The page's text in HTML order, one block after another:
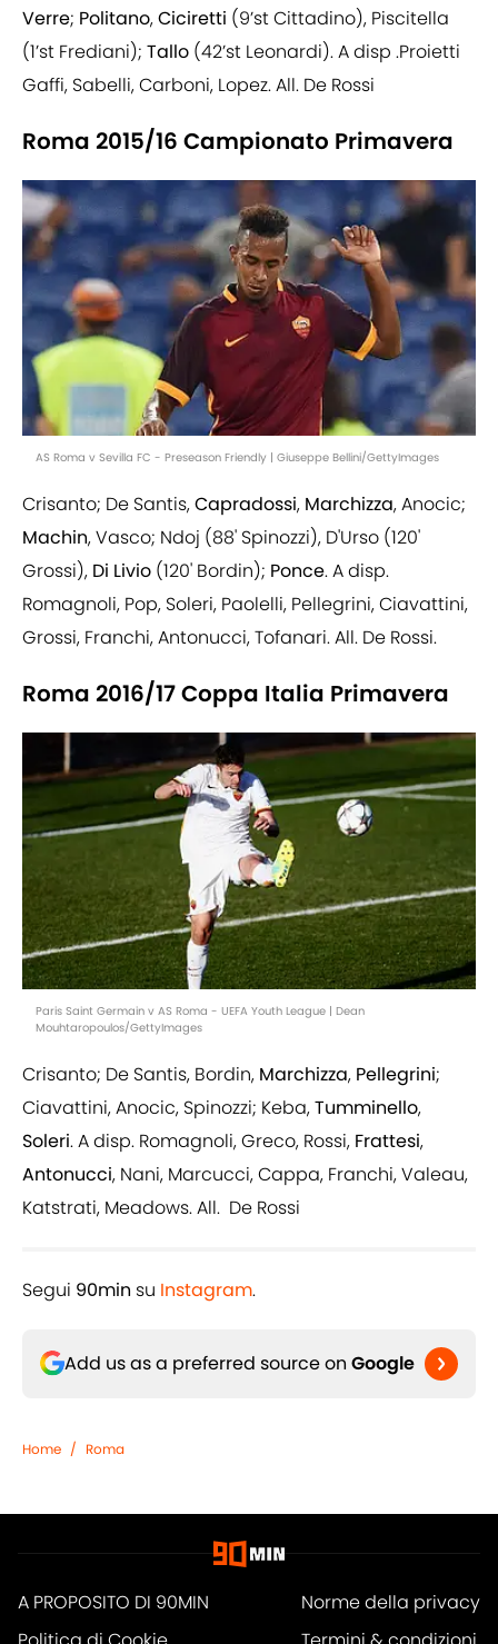
Verre; Politano,Ciciretti (9’st Cittadino), Piscitella
(1’st Frediani); Tallo (42’st Leonardi). A disp .Proietti
Gaffi, Sabelli, Carboni, Lopez. All. De Rossi
Roma 2015/16 Campionato Primavera
AS Roma v Sevilla FC - Preseason Friendly | Giuseppe Bellini/GettyImages
Crisanto; De Santis,Capradossi, Marchizza, Anocic;
Machin, Vasco; Ndoj (88' Spinozzi), D'Urso (120'
Grossi), Di Livio (120' Bordin); Ponce. A disp.
Romagnoli, Pop, Soleri, Paolelli, Pellegrini, Ciavattini,
Grossi, Franchi, Antonucci, Tofanari. All. De Rossi.
Roma 2016/17 Coppa Italia Primavera
Paris Saint Germain v AS Roma - UEFA Youth League | Dean
Mouhtaropoulos/GettyImages
Crisanto; De Santis, Bordin, Marchizza, Pellegrini;
Ciavattini, Anocic, Spinozzi; Keba,Tumminello,
Soleri. A disp. Romagnoli, Greco, Rossi, Frattesi,
Antonucci, Nani, Marcucci, Cappa, Franchi, Valeau,
Katstrati, Meadows. All. De Rossi
Segui 90min su Instagram.
Add us as a preferred source on Google
Home / Roma
A PROPOSITO DI 90MIN
Norme della privacy